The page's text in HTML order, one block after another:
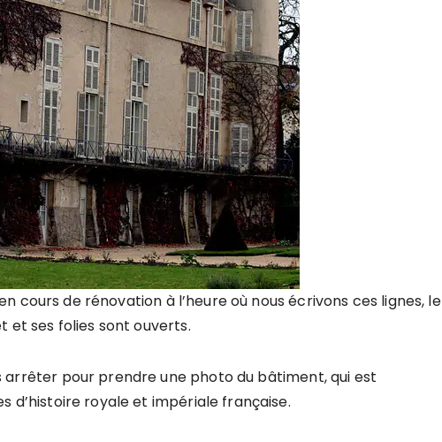
cours de rénovation à l’heure où nous écrivons ces lignes, le
et ses folies sont ouverts.
arrêter pour prendre une photo du bâtiment, qui est
d’histoire royale et impériale française.